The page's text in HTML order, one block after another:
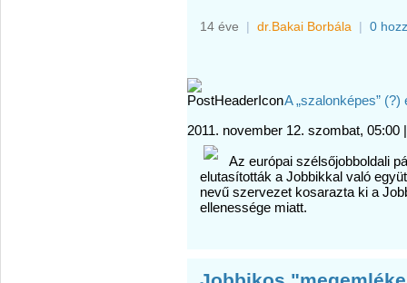
14 éve | dr.Bakai Borbála | 0
A „szalonképes”
2011. november 12. szombat,
Az európai szélsőjobboldali
elutasították a Jobbikkal való
nevű szervezet kosarazta ki a
ellenessége miatt.